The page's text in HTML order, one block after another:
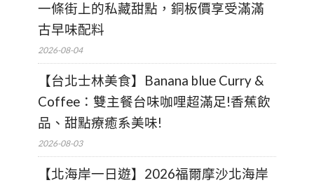
一條街上的私藏甜點，銅板價享受滿滿
古早味配料
2026-08-04
【台北士林美食】Banana blue Curry &
Coffee：雙主餐台味咖哩超滿足!香蕉飲
品、甜點療癒系美味!
2026-08-03
【北海岸一日遊】2026福爾摩沙北海岸